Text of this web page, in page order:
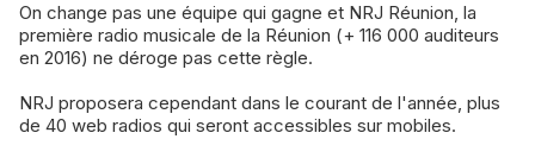
​On change pas une équipe qui gagne et NRJ Réunion, la
première radio musicale de la Réunion (+ 116 000 auditeurs
en 2016) ne déroge pas cette règle.
​NRJ proposera cependant dans le courant de l'année, plus
de 40 web radios qui seront accessibles sur mobiles.